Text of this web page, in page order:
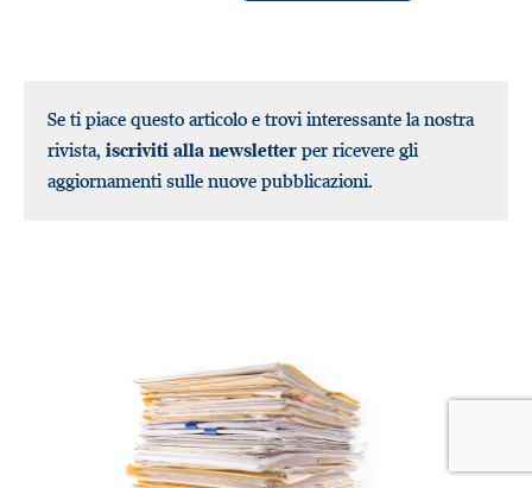
Se ti piace questo articolo e trovi interessante la nostra
rivista, iscriviti alla newsletter per ricevere gli
aggiornamenti sulle nuove pubblicazioni.